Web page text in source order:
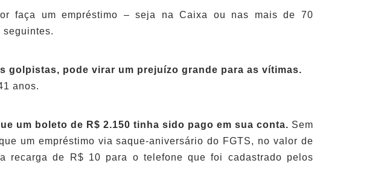
faça um empréstimo – seja na Caixa ou nas mais de 70
golpistas, pode virar um prejuízo grande para as vítimas.
anos.
um boleto de R$ 2.150 tinha sido pago em sua conta. Sem
um empréstimo via saque-aniversário do FGTS, no valor de
recarga de R$ 10 para o telefone que foi cadastrado pelos